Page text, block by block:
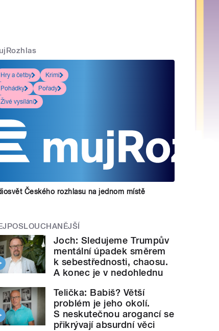
Hry a četby
Krimi
Pohádky
Pořady
Živé vysílání
Českého rozhlasu na jednom místě
Joch: Sledujeme Trumpův
mentální úpadek směrem
k sebestřednosti, chaosu.
A konec je v nedohlednu
Telička: Babiš? Větší
problém je jeho okolí.
S neskutečnou arogancí se
přikrývají absurdní věci